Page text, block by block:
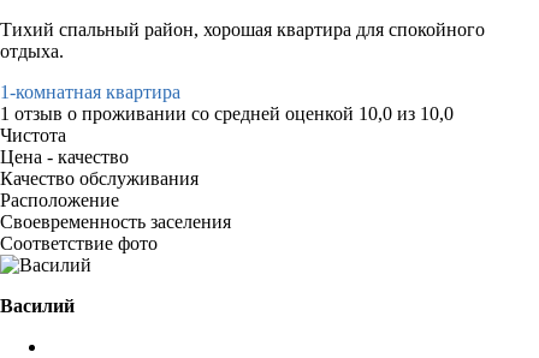
Тихий спальный район, хорошая квартира для спокойного
отдыха.
1-комнатная квартира
1 отзыв о проживании со средней оценкой 10,0 из 10,0
Чистота
Цена - качество
Качество обслуживания
Расположение
Своевременность заселения
Соответствие фото
Василий